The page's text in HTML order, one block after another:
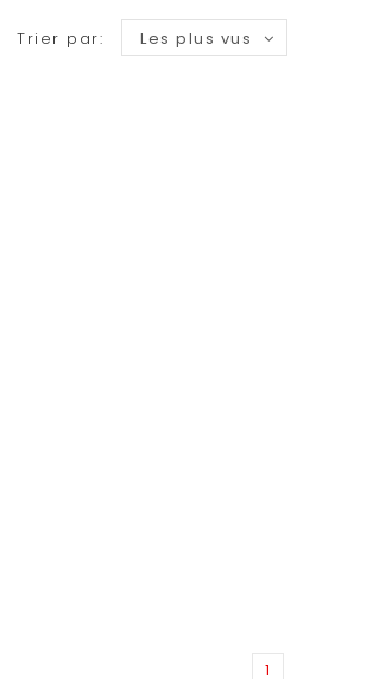
Trier par: Les plus vus
1